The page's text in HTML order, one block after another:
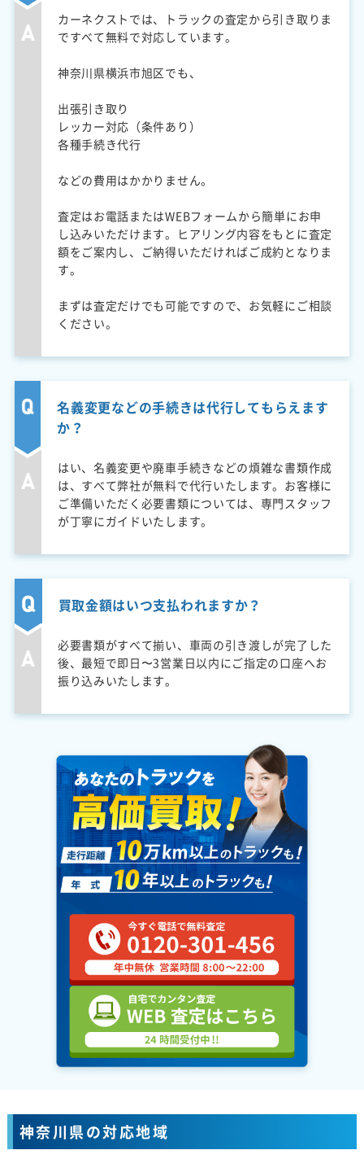
カーネクストでは、トラックの査定から引き取りま
ですべて無料で対応しています。
神奈川県横浜市旭区でも、
出張引き取り
レッカー対応（条件あり）
各種手続き代行
などの費用はかかりません。
査定はお電話またはWEBフォームから簡単にお申
し込みいただけます。ヒアリング内容をもとに査定
額をご案内し、ご納得いただければご成約となりま
す。
まずは査定だけでも可能ですので、お気軽にご相談
ください。
名義変更などの手続きは代行してもらえます
か？
はい、名義変更や廃車手続きなどの煩雑な書類作成
は、すべて弊社が無料で代行いたします。お客様に
ご準備いただく必要書類については、専門スタッフ
が丁寧にガイドいたします。
買取金額はいつ支払われますか？
必要書類がすべて揃い、車両の引き渡しが完了した
後、最短で即日〜3営業日以内にご指定の口座へお
振り込みいたします。
神奈川県の対応地域